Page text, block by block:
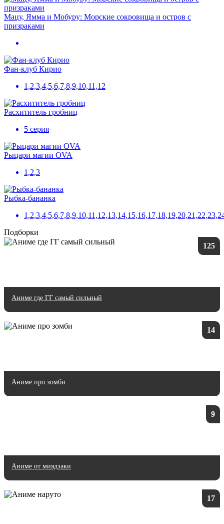
Мацу, Ямма и Мобуру: Морские сокровища и остров с
призраками
Фан-клуб Кирио
1,2,3,4,5,6,7,8,9,10,11,12
Расхититель гробниц
5 серия
Рыцари магии OVA
1,2,3
Рыбка-бананка
Подборки
125
Аниме где ГГ самый сильный
14
Аниме про зомби
9
Аниме от миядзаки
17